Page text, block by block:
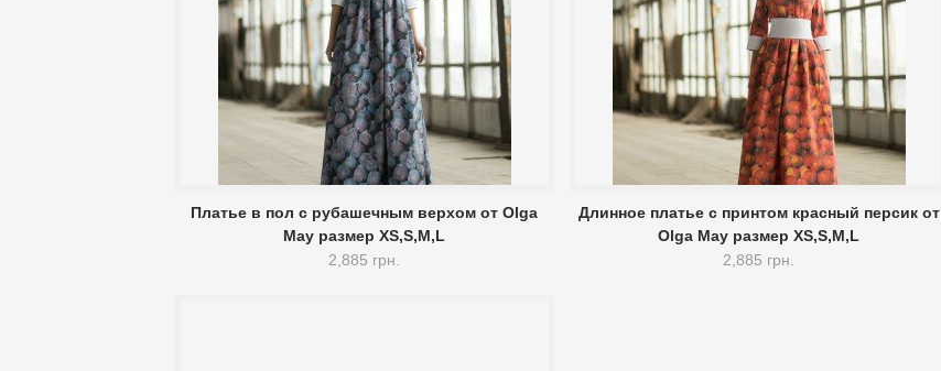
Платье в пол с рубашечным верхом от Olga
May размер XS,S,M,L
2,885 грн.
Длинное платье c принтом красный персик от
Olga May размер XS,S,M,L
2,885 грн.